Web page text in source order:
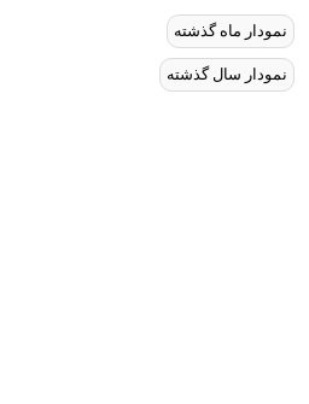
نمودار ماه گذشته
نمودار سال گذشته